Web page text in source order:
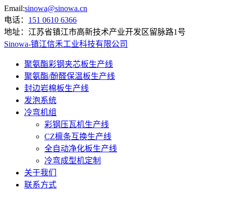
Email:sinowa@sinowa.cn
电话： 151 0610 6366
地址： 江苏省镇江市高新技术产业开发区留脉路1号
Sinowa-镇江信禾工业科技有限公司
聚氨酯彩钢夹芯板生产线
聚氨酯/酚醛保温板生产线
封边岩棉板生产线
发泡系统
冷弯机组
彩钢压瓦机生产线
CZ檩条互换生产线
全自动净化板生产线
冷弯成型机定制
关于我们
联系方式